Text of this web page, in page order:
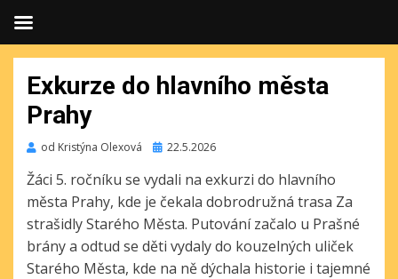
Exkurze do hlavního města
Prahy
od Kristýna Olexová Publikováno
22.5.2026
Žáci 5. ročníku se vydali na exkurzi do hlavního
města Prahy, kde je čekala dobrodružná trasa Za
strašidly Starého Města. Putování začalo u Prašné
brány a odtud se děti vydaly do kouzelných uliček
Starého Města, kde na ně dýchala historie i tajemné